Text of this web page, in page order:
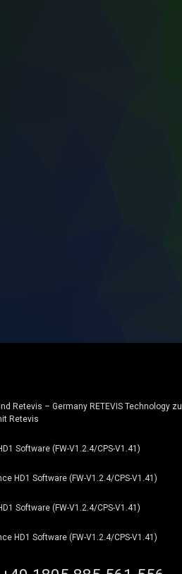
Retevis – Germany RETEVIS Technology zu
Retevis
Software (FW-V1.2.4/CPS-V1.41)
HD1 Software (FW-V1.2.4/CPS-V1.41)
Software (FW-V1.2.4/CPS-V1.41)
HD1 Software (FW-V1.2.4/CPS-V1.41)